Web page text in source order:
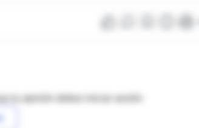
tu opinión debes iniciar sesión